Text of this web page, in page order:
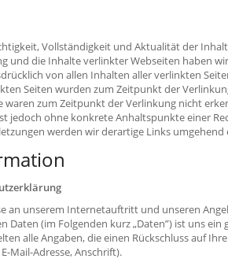
Vollständigkeit und Aktualität der
und die Inhalte verlinkter Webseiten haben
von allen Inhalten aller verlinkten
Seiten wurden zum Zeitpunkt der
zum Zeitpunkt der Verlinkung nicht
jedoch ohne konkrete Anhaltspunkte einer
werden wir derartige Links umgehend
an unserem Internetauftritt und unseren
Daten (im Folgenden kurz „Daten”) ist uns
alle Angaben, die einen Rückschluss auf
Mail-Adresse, Anschrift).